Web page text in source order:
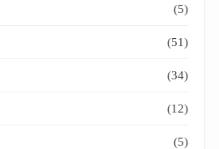
(5)
(51)
(34)
(12)
(5)